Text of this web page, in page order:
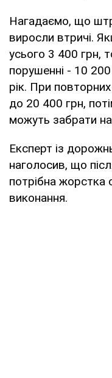
Нагадаємо, що
виросли втричі.
усього 3 400 грн,
порушенні - 10
рік. При
до 20 400 грн,
можуть забрати на
Експерт із
наголосив, що
потрібна жорстка
виконання.